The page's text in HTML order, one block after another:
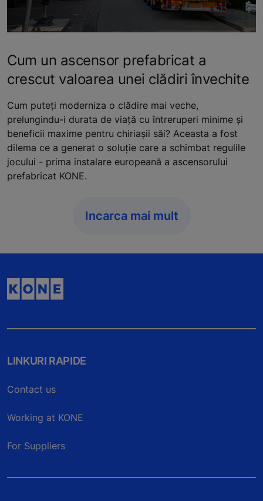
Cum un ascensor prefabricat a
crescut valoarea unei clădiri învechite
Cum puteți moderniza o clădire mai veche,
prelungindu-i durata de viață cu întreruperi minime și
beneficii maxime pentru chiriașii săi? Aceasta a fost
dilema ce a generat o soluție care a schimbat regulile
jocului - prima instalare europeană a ascensorului
prefabricat KONE.
Incarca mai mult
LINKURI RAPIDE
Contact us
Working at KONE
For Suppliers